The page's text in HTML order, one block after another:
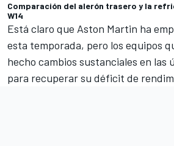
Comparación del alerón trasero y la
W14
Está claro que Aston Martin ha
esta temporada, pero los equipos
hecho cambios sustanciales en las
para recuperar su déficit de